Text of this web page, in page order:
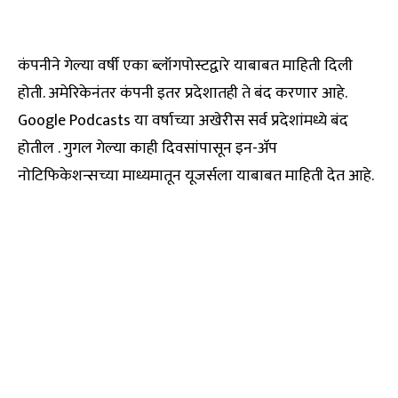
कंपनीने गेल्या वर्षी एका ब्लॉगपोस्टद्वारे याबाबत माहिती दिली
होती. अमेरिकेनंतर कंपनी इतर प्रदेशातही ते बंद करणार आहे.
Google Podcasts या वर्षाच्या अखेरीस सर्व प्रदेशांमध्ये बंद
होतील . गुगल गेल्या काही दिवसांपासून इन-ॲप
नोटिफिकेशन्सच्या माध्यमातून यूजर्सला याबाबत माहिती देत आहे.